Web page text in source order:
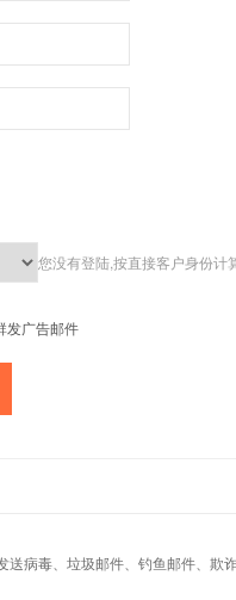
您没有登陆,按直接客户身份计
发广告邮件
病毒、垃圾邮件、钓鱼邮件、欺